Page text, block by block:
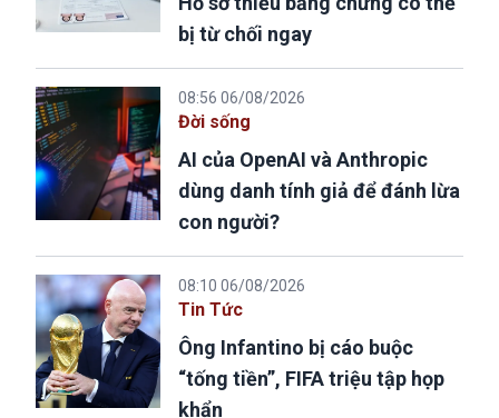
bị từ chối ngay
08:56 06/08/2026
Đời sống
AI của OpenAI và Anthropic
dùng danh tính giả để đánh lừa
con người?
08:10 06/08/2026
Tin Tức
Ông Infantino bị cáo buộc
“tống tiền”, FIFA triệu tập họp
khẩn